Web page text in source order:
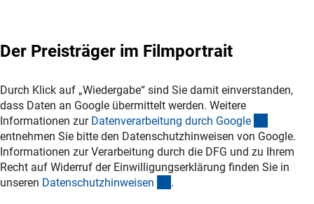
Der Preisträger im Filmportrait
Durch Klick auf „Wiedergabe“ sind Sie damit einverstanden,
dass Daten an Google übermittelt werden. Weitere
Informationen zur Datenverarbeitung durch Googl e
entnehmen Sie bitte den Datenschutzhinweisen von Google.
Informationen zur Verarbeitung durch die DFG und zu Ihrem
Recht auf Widerruf der Einwilligungserklärung finden Sie in
unseren Datenschutzhinweisen (interner Link)
.